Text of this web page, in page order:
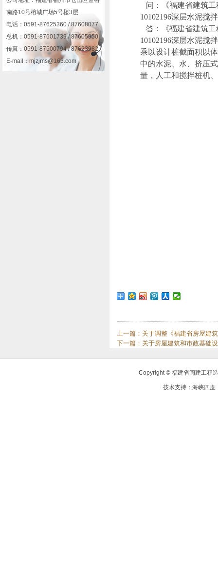
南路10号榕城广场5号楼3层
电话：0591-87625360 / 87608077
总机：0591-87601739 / 87605950
传真：0591-87500794 / 87623982
E-mail：mjzjms@163.com
问：《福建省建筑工
10102196深层水泥搅
答：《福建省建筑工
10102196深层水泥搅
乘以设计桩截面积以
中的水泥、水、挤压
量，人工和搅拌桩机
上一篇： 关于调整《福建省房屋建
下一篇： 关于房屋建筑和市政基础
Copyright © 福建省闽建工程
技术支持：海峡四度